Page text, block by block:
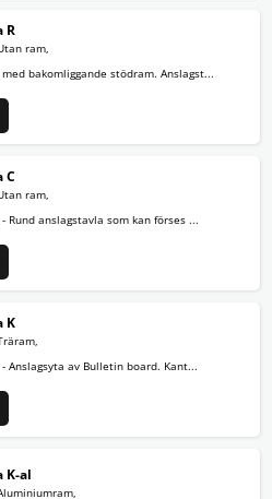
R
ram,
bakomliggande stödram. Anslagst...
C
ram,
Rund anslagstavla som kan förses ...
K
Anslagsyta av Bulletin board. Kant...
K-al